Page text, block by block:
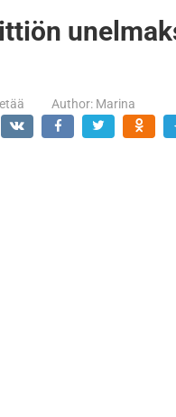
Author: Marina